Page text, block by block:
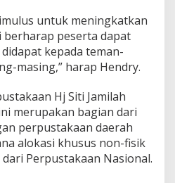
untuk meningkatkan
berharap peserta dapat
kepada teman-
masing,” harap Hendry.
Hj Siti Jamilah
merupakan bagian dari
perpustakaan daerah
alokasi khusus non-fisik
Perpustakaan Nasional.